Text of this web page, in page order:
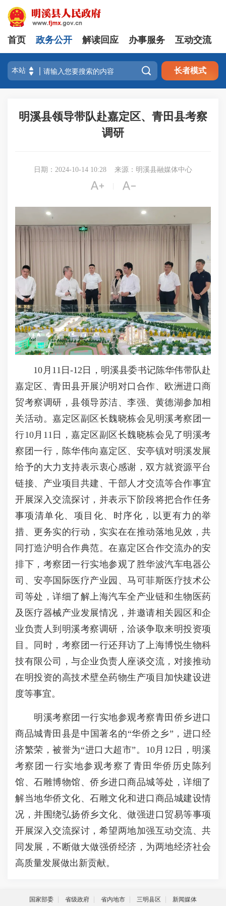
首页 政务公开 解读回应 办事服务 互动交流
 长者模式
明溪县领导带队赴嘉定区、青田县考察
调研
日期：2024-10-14 10:28 来源：明溪县融媒体中心
 
10月11日-12日，明溪县委书记陈华伟带队赴
嘉定区、青田县开展沪明对口合作、欧洲进口商
贸考察调研，县领导苏洁、李强、黄德湖参加相
关活动。嘉定区副区长魏晓栋会见明溪考察团一
行10月11日，嘉定区副区长魏晓栋会见了明溪考
察团一行，陈华伟向嘉定区、安亭镇对明溪发展
给予的大力支持表示衷心感谢，双方就资源平台
链接、产业项目共建、干部人才交流等合作事宜
开展深入交流探讨，并表示下阶段将把合作任务
事项清单化、项目化、时序化，以更有力的举
措、更务实的行动，实实在在推动落地见效，共
同打造沪明合作典范。在嘉定区合作交流办的安
排下，考察团一行实地参观了胜华波汽车电器公
司、安亭国际医疗产业园、马可菲斯医疗技术公
司等处，详细了解上海汽车全产业链和生物医药
及医疗器械产业发展情况，并邀请相关园区和企
业负责人到明溪考察调研，洽谈争取来明投资项
目。同时，考察团一行还拜访了上海博悦生物科
技有限公司，与企业负责人座谈交流，对接推动
在明投资的高技术壁垒药物生产项目加快建设进
度等事宜。
明溪考察团一行实地参观考察青田侨乡进口
商品城青田县是中国著名的“华侨之乡”，进口经
济繁荣，被誉为“进口大超市”。10月12日，明溪
考察团一行实地参观考察了青田华侨历史陈列
馆、石雕博物馆、侨乡进口商品城等处，详细了
解当地华侨文化、石雕文化和进口商品城建设情
况，并围绕弘扬侨乡文化、做强进口贸易等事项
开展深入交流探讨，希望两地加强互动交流、共
同发展，不断做大做强侨经济，为两地经济社会
高质量发展做出新贡献。
国家部委 省级政府 省内地市 三明县区 新闻媒体